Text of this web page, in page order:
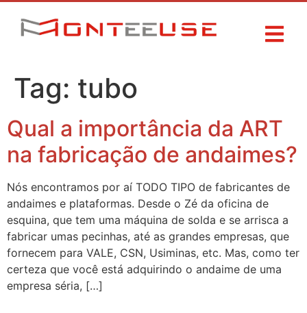
Tag: tubo
Qual a importância da ART
na fabricação de andaimes?
Nós encontramos por aí TODO TIPO de fabricantes de
andaimes e plataformas. Desde o Zé da oficina de
esquina, que tem uma máquina de solda e se arrisca a
fabricar umas pecinhas, até as grandes empresas, que
fornecem para VALE, CSN, Usiminas, etc. Mas, como ter
certeza que você está adquirindo o andaime de uma
empresa séria, […]